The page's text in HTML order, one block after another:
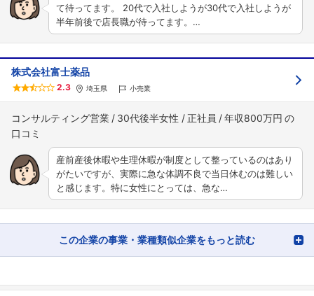
て待ってます。 20代で入社しようが30代で入社しようが
半年前後で店長職が待ってます。…
株式会社富士薬品
2.3 埼玉県 小売業
コンサルティング営業 30代後半女性 正社員 年収800万円
産前産後休暇や生理休暇が制度として整っているのはあり
がたいですが、実際に急な体調不良で当日休むのは難しい
と感じます。特に女性にとっては、急な…
この企業の事業・業種類似企業をもっと読む